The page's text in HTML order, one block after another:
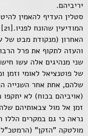
יריביהם.
סטלין העדיף להאמין
האחרון (מנקודת מבט של
והעזה לתקוף את פרל
שני מנהיגים אלה עשו
של פוטנציאל לאומי
שלהם, אחת אחר השנייה
(אויביהם בכוח) לא יתקפו
זמן אל מול צבאותיהם
נראה כי גם במקרים
מולטקה "הזקן" (הרמטכ"ל